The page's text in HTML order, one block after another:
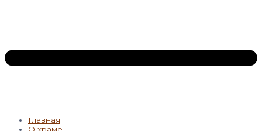
Главная
О храме